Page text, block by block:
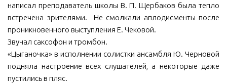
МБУК «Централизованная библиотечная система»
Афиша
Независимая оценка качества
Контакты
написал преподаватель школы В. П. Щербаков была тепло
встречена зрителями. Не смолкали аплодисменты после
проникновенного выступления Е. Чековой.
Звучал саксофон и тромбон.
«Цыганочка» в исполнении солистки ансамбля Ю. Черновой
подняла настроение всех слушателей, а некоторые даже
пустились в пляс.